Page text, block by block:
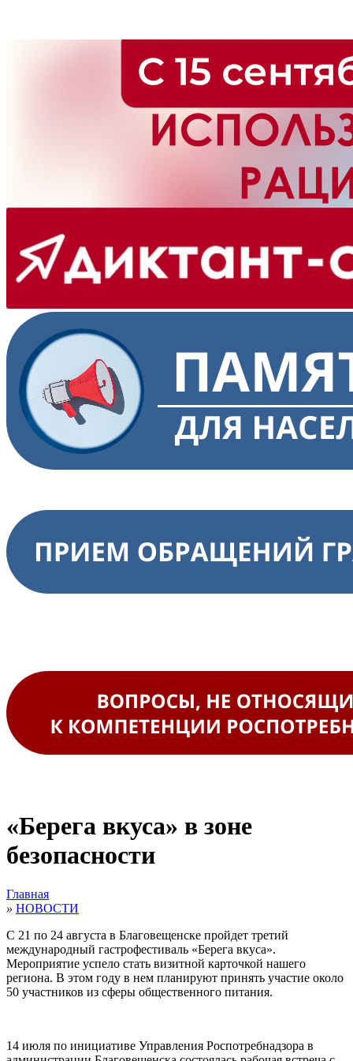
«Берега вкуса» в зоне
безопасности
Главная
» НОВОСТИ
С 21 по 24 августа в Благовещенске пройдет третий
международный гастрофестиваль «Берега вкуса».
Мероприятие успело стать визитной карточкой нашего
региона. В этом году в нем планируют принять участие около
50 участников из сферы общественного питания.
14 июля по инициативе Управления Роспотребнадзора в